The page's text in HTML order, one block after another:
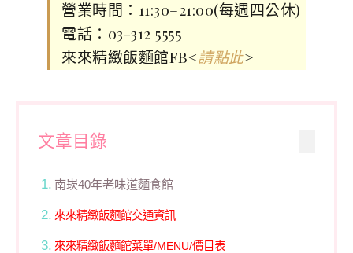
營業時間：11:30–21:00(每週四公休)
電話：03-312 5555
來來精緻飯麵館FB<請點此>
文章目錄
南崁40年老味道麵食館
來來精緻飯麵館交通資訊
來來精緻飯麵館菜單/MENU/價目表